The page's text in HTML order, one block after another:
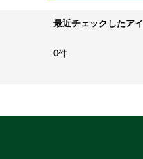
最近チェックしたア
0件